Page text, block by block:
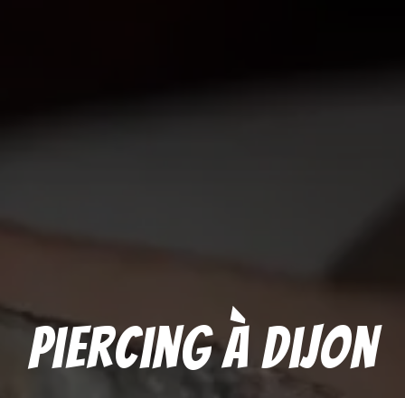
Piercing à Dijon